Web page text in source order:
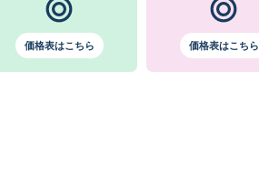
価格表はこちら 価格表はこちら